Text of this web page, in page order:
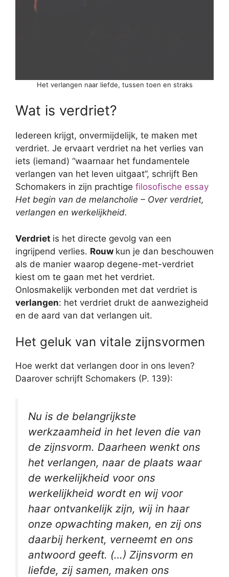
Het verlangen naar liefde, tussen toen en straks
Wat is verdriet?
Iedereen krijgt, onvermijdelijk, te maken met
verdriet. Je ervaart verdriet na het verlies van
iets (iemand) “waarnaar het fundamentele
verlangen van het leven uitgaat”, schrijft Ben
Schomakers in zijn prachtige filosofische essay
Het begin van de melancholie – Over verdriet,
verlangen en werkelijkheid.
Verdriet is het directe gevolg van een
ingrijpend verlies. Rouw kun je dan beschouwen
als de manier waarop degene-met-verdriet
kiest om te gaan met het verdriet.
Onlosmakelijk verbonden met dat verdriet is
verlangen: het verdriet drukt de aanwezigheid
en de aard van dat verlangen uit.
Het geluk van vitale zijnsvormen
Hoe werkt dat verlangen door in ons leven?
Daarover schrijft Schomakers (P. 139):
Nu is de belangrijkste
werkzaamheid in het leven die van
de zijnsvorm. Daarheen wenkt ons
het verlangen, naar de plaats waar
de werkelijkheid voor ons
werkelijkheid wordt en wij voor
haar ontvankelijk zijn, wij in haar
onze opwachting maken, en zij ons
daarbij herkent, verneemt en ons
antwoord geeft. (…) Zijnsvorm en
liefde, zij samen, maken ons